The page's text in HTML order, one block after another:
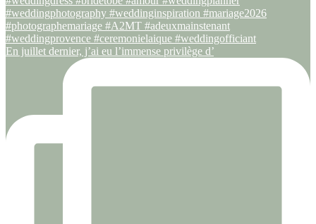
En juillet dernier, j’ai eu l’immense privilège d’